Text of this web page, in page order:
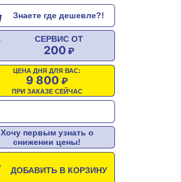
Знаете где дешевле?!
СЕРВИС ОТ
200
ЦЕНА ДНЯ ДЛЯ ВАС:
9 800
ПРИ ЗАКАЗЕ СЕЙЧАС
Хочу первым узнать о
снижении цены!
ДОБАВИТЬ В КОРЗИНУ